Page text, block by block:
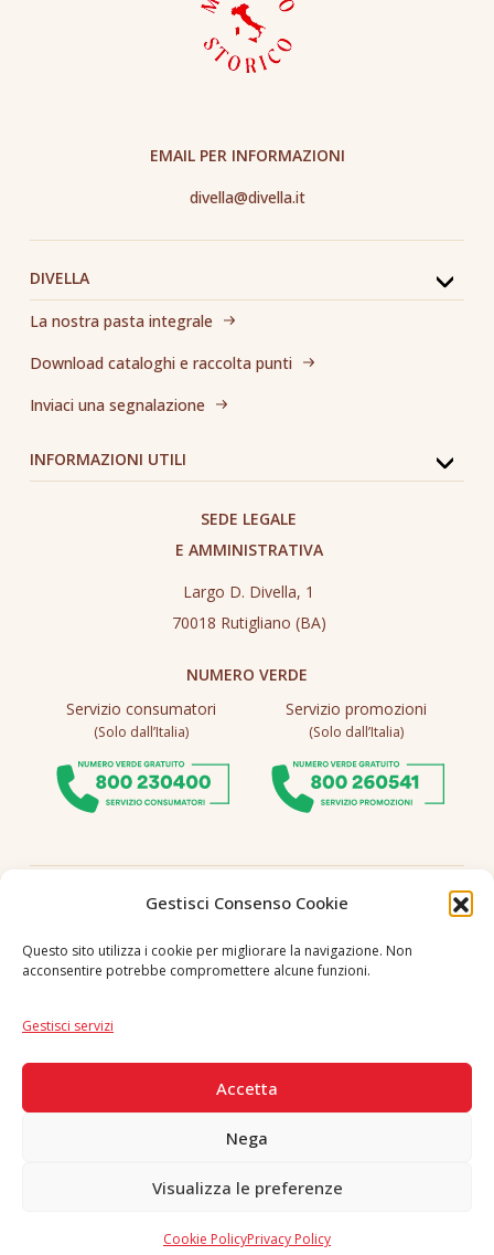
Gestisci Consenso Cookie
Questo sito utilizza i cookie per migliorare la navigazione. Non
acconsentire potrebbe compromettere alcune funzioni.
Gestisci servizi
Accetta
Nega
Visualizza le preferenze
Cookie PolicyPrivacy Policy
DIVELLA
La nostra pasta integrale
Download cataloghi e raccolta punti
Inviaci una segnalazione
INFORMAZIONI UTILI
EMAIL PER INFORMAZIONI
divella@divella.it
SEDE LEGALE
E AMMINISTRATIVA
Largo D. Divella, 1
70018 Rutigliano (BA)
NUMERO VERDE
Servizio consumatori
(Solo dall’Italia)
Servizio promozioni
(Solo dall’Italia)
Seguici
Copyright © 2026 F. Divella S.p.A. - P.IVA 00257660720 - REA: 35658